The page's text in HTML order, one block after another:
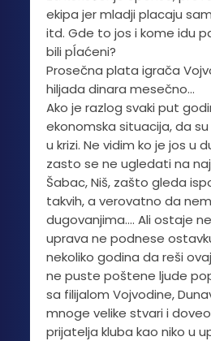
ekipa jer mladji placaju
itd. Gde to jos i kome idu
bili pĺaćeni?
Prosečna plata igrača
hiljada dinara mesečno…
Ako je razlog svaki put
ekonomska situacija, da
u krizi. Ne vidim ko je jos u
zasto se ne ugledati na
Šabac, Niš, zašto gleda
takvih, a verovatno da
dugovanjima…. Ali ostaje
uprava ne podnese
nekoliko godina da reši
ne puste poštene ljude
sa filijalom Vojvodine,
mnoge velike stvari i
prijatelja kluba kao niko u